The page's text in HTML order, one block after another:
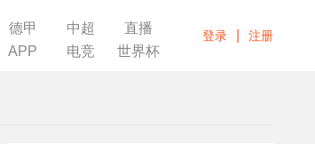
德甲 中超
直播
APP 电竞 世界杯
登录 注册